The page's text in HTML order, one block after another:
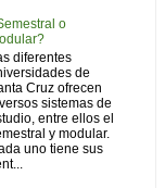
o
diferentes
de
Cruz ofrecen
sistemas de
entre ellos el
y modular.
uno tiene sus